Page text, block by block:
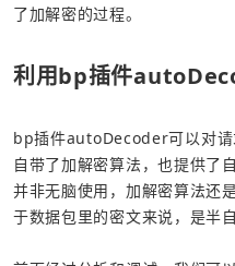
了加解密的过程。
利用bp插件
bp插件autoDecoder可以对请
自带了加解密算法，也提供了
并非无脑使用，加解密算法还
于数据包里的密文来说，是半自